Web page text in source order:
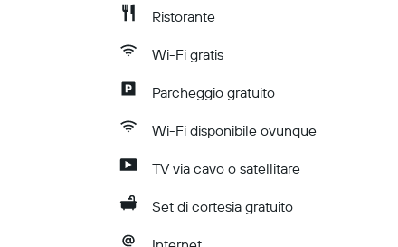
Ristorante
Wi-Fi gratis
Parcheggio gratuito
Wi-Fi disponibile ovunque
TV via cavo o satellitare
Set di cortesia gratuito